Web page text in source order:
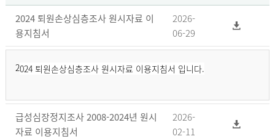
2024 퇴원손상심층조사 원시자료 이
용지침서
2026-
06-29
2024 퇴원손상심층조사 원시자료 이용지침서 입니다.
급성심장정지조사 2008-2024년 원시
자료 이용지침서
2026-
02-11